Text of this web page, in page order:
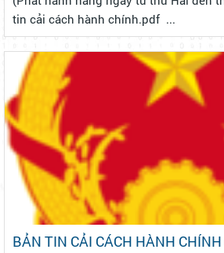
tin cải cách hành chính.pdf ...
BẢN TIN CẢI CÁCH HÀNH